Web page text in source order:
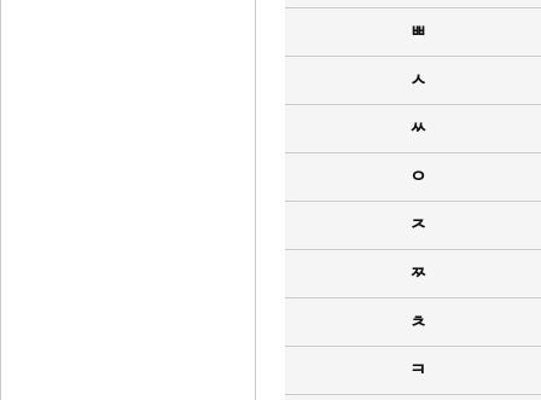
ㅃ
ㅅ
ㅆ
ㅇ
ㅈ
ㅉ
ㅊ
ㅋ